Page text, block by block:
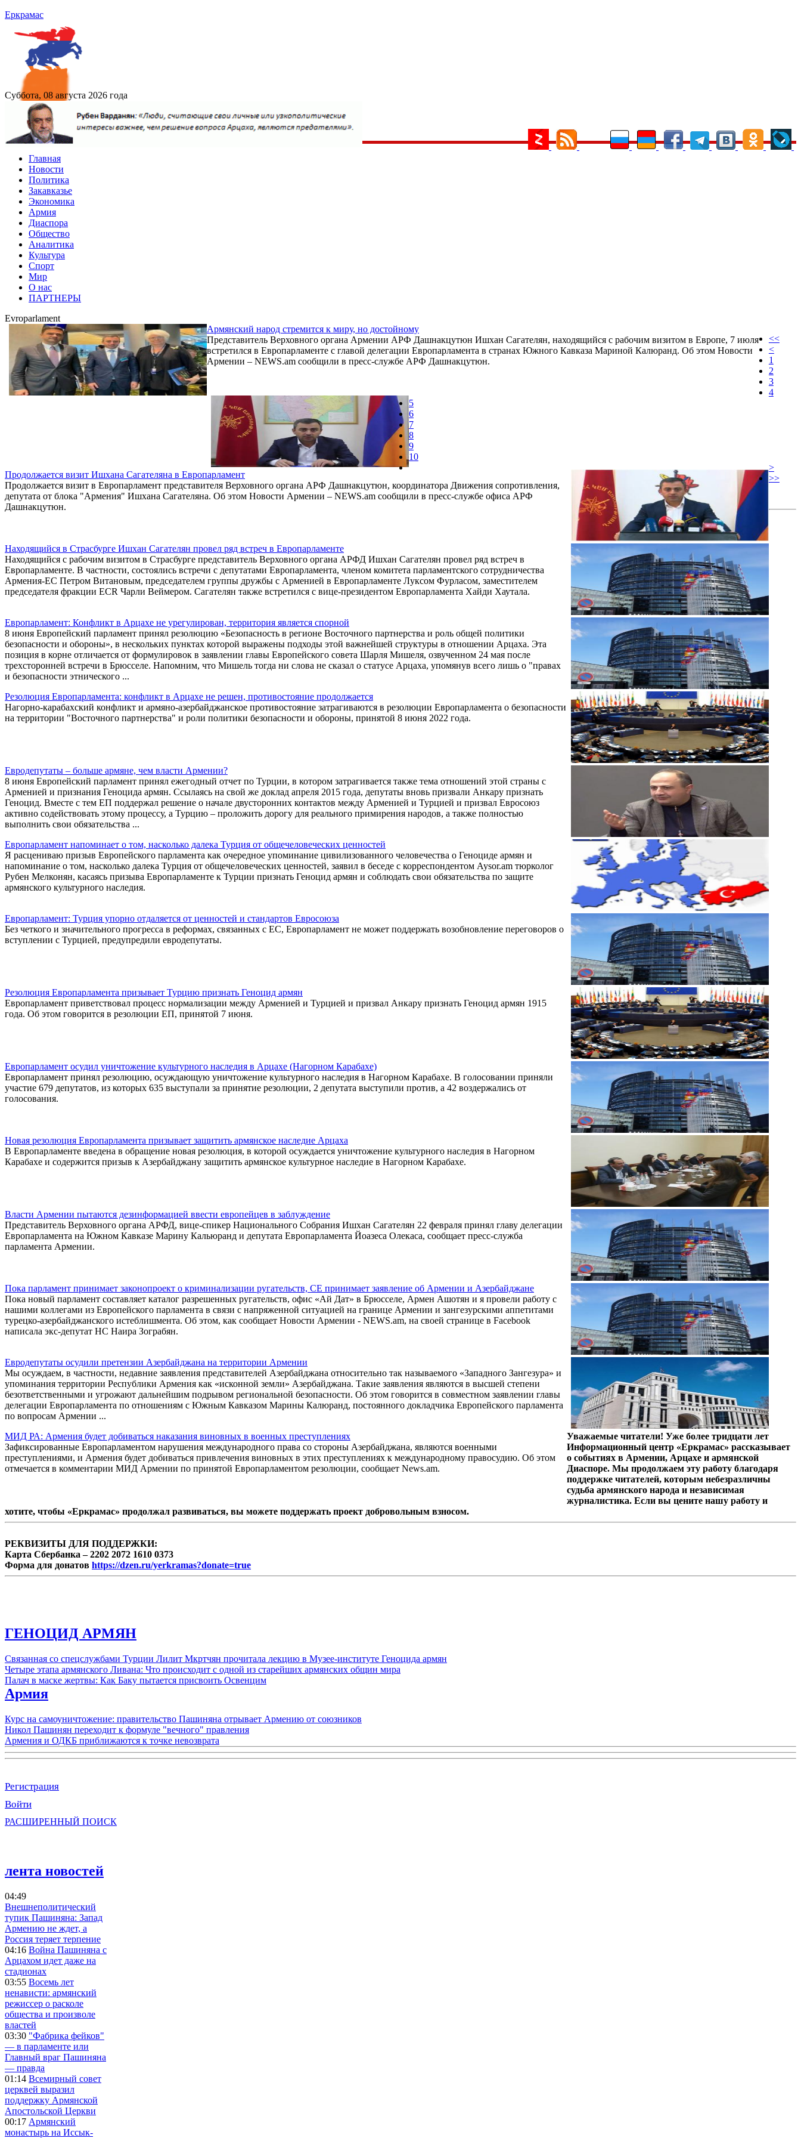
Еркрамас
Суббота, 08 августа 2026 года
Главная
Новости
Политика
Закавказье
Экономика
Армия
Диаспора
Общество
Аналитика
Культура
Спорт
Мир
О нас
ПАРТНЕРЫ
Evroparlament
Армянский народ стремится к миру, но достойному
Представитель Верховного органа Армении АРФ Дашнакцутюн Ишхан Сагателян, находящийся с рабочим визитом в Европе, 7 июля
встретился в Европарламенте с главой делегации Европарламента в странах Южного Кавказа Мариной Калюранд. Об этом Новости
Армении – NEWS.am сообщили в пресс-службе АРФ Дашнакцутюн.
Продолжается визит Ишхана Сагателяна в Европарламент
Продолжается визит в Европарламент представителя Верховного органа АРФ Дашнакцутюн, координатора Движения сопротивления,
депутата от блока "Армения" Ишхана Сагателяна. Об этом Новости Армении – NEWS.am сообщили в пресс-службе офиса АРФ
Дашнакцутюн.
Находящийся в Страсбурге Ишхан Сагателян провел ряд встреч в Европарламенте
Находящийся с рабочим визитом в Страсбурге представитель Верховного органа АРФД Ишхан Сагателян провел ряд встреч в
Европарламенте. В частности, состоялись встречи с депутатами Европарламента, членом комитета парламентского сотрудничества
Армения-ЕС Петром Витановым, председателем группы дружбы с Арменией в Европарламенте Луксом Фурласом, заместителем
председателя фракции ECR Чарли Веймером. Сагателян также встретился с вице-президентом Европарламента Хайди Хаутала.
Европарламент: Конфликт в Арцахе не урегулирован, территория является спорной
8 июня Европейский парламент принял резолюцию «Безопасность в регионе Восточного партнерства и роль общей политики
безопасности и обороны», в нескольких пунктах которой выражены подходы этой важнейшей структуры в отношении Арцаха. Эта
позиция в корне отличается от формулировок в заявлении главы Европейского совета Шарля Мишеля, озвученном 24 мая после
трехсторонней встречи в Брюсселе. Напомним, что Мишель тогда ни слова не сказал о статусе Арцаха, упомянув всего лишь о "правах
и безопасности этнического ...
Резолюция Европарламента: конфликт в Арцахе не решен, противостояние продолжается
Нагорно-карабахский конфликт и армяно-азербайджанское противостояние затрагиваются в резолюции Европарламента о безопасности
на территории "Восточного партнерства" и роли политики безопасности и обороны, принятой 8 июня 2022 года.
Евродепутаты – больше армяне, чем власти Армении?
8 июня Европейский парламент принял ежегодный отчет по Турции, в котором затрагивается также тема отношений этой страны с
Арменией и признания Геноцида армян. Ссылаясь на свой же доклад апреля 2015 года, депутаты вновь призвали Анкару признать
Геноцид. Вместе с тем ЕП поддержал решение о начале двусторонних контактов между Арменией и Турцией и призвал Евросоюз
активно содействовать этому процессу, а Турцию – проложить дорогу для реального примирения народов, а также полностью
выполнить свои обязательства ...
Европарламент напоминает о том, насколько далека Турция от общечеловеческих ценностей
Я расцениваю призыв Европейского парламента как очередное упоминание цивилизованного человечества о Геноциде армян и
напоминание о том, насколько далека Турция от общечеловеческих ценностей, заявил в беседе с корреспондентом Aysor.am тюрколог
Рубен Мелконян, касаясь призыва Европарламенте к Турции признать Геноцид армян и соблюдать свои обязательства по защите
армянского культурного наследия.
Европарламент: Турция упорно отдаляется от ценностей и стандартов Евросоюза
Без четкого и значительного прогресса в реформах, связанных с ЕС, Европарламент не может поддержать возобновление переговоров о
вступлении с Турцией, предупредили евродепутаты.
Резолюция Европарламента призывает Турцию признать Геноцид армян
Европарламент приветствовал процесс нормализации между Арменией и Турцией и призвал Анкару признать Геноцид армян 1915
года. Об этом говорится в резолюции ЕП, принятой 7 июня.
Европарламент осудил уничтожение культурного наследия в Арцахе (Нагорном Карабахе)
Европарламент принял резолюцию, осуждающую уничтожение культурного наследия в Нагорном Карабахе. В голосовании приняли
участие 679 депутатов, из которых 635 выступали за принятие резолюции, 2 депутата выступили против, а 42 воздержались от
голосования.
Новая резолюция Европарламента призывает защитить армянское наследие Арцаха
В Европарламенте введена в обращение новая резолюция, в которой осуждается уничтожение культурного наследия в Нагорном
Карабахе и содержится призыв к Азербайджану защитить армянское культурное наследие в Нагорном Карабахе.
Власти Армении пытаются дезинформацией ввести европейцев в заблуждение
Представитель Верховного органа АРФД, вице-спикер Национального Собрания Ишхан Сагателян 22 февраля принял главу делегации
Европарламента на Южном Кавказе Марину Кальюранд и депутата Европарламента Йоазеса Олекаса, сообщает пресс-служба
парламента Армении.
Пока парламент принимает законопроект о криминализации ругательств, СЕ принимает заявление об Армении и Азербайджане
Пока новый парламент составляет каталог разрешенных ругательств, офис «Ай Дат» в Брюсселе, Армен Ашотян и я провели работу с
нашими коллегами из Европейского парламента в связи с напряженной ситуацией на границе Армении и зангезурскими аппетитами
турецко-азербайджанского истеблишмента. Об этом, как сообщает Новости Армении - NEWS.am, на своей странице в Facebook
написала экс-депутат НС Наира Зограбян.
Евродепутаты осудили претензии Азербайджана на территории Армении
Мы осуждаем, в частности, недавние заявления представителей Азербайджана относительно так называемого «Западного Зангезура» и
упоминания территории Республики Армения как «исконной земли» Азербайджана. Такие заявления являются в высшей степени
безответственными и угрожают дальнейшим подрывом региональной безопасности. Об этом говорится в совместном заявлении главы
делегации Европарламента по отношениям с Южным Кавказом Марины Калюранд, постоянного докладчика Европейского парламента
по вопросам Армении ...
МИД РА: Армения будет добиваться наказания виновных в военных преступлениях
Зафиксированные Европарламентом нарушения международного права со стороны Азербайджана, являются военными
преступлениями, и Армения будет добиваться привлечения виновных в этих преступлениях к международному правосудию. Об этом
отмечается в комментарии МИД Армении по принятой Европарламентом резолюции, сообщает News.am.
<<
<
1
2
3
4
5
6
7
8
9
10
>
>>
Уважаемые читатели! Уже более тридцати лет
Информационный центр «Еркрамас» рассказывает
о событиях в Армении, Арцахе и армянской
Диаспоре. Мы продолжаем эту работу благодаря
поддержке читателей, которым небезразличны
судьба армянского народа и независимая
журналистика. Если вы цените нашу работу и
хотите, чтобы «Еркрамас» продолжал развиваться, вы можете поддержать проект добровольным взносом.
РЕКВИЗИТЫ ДЛЯ ПОДДЕРЖКИ:
Карта Сбербанка – 2202 2072 1610 0373
Форма для донатов https://dzen.ru/yerkramas?donate=true
ГЕНОЦИД АРМЯН
Связанная со спецслужбами Турции Лилит Мкртчян прочитала лекцию в Музее-институте Геноцида армян
Четыре этапа армянского Ливана: Что происходит с одной из старейших армянских общин мира
Палач в маске жертвы: Как Баку пытается присвоить Освенцим
Армия
Курс на самоуничтожение: правительство Пашиняна отрывает Армению от союзников
Никол Пашинян переходит к формуле "вечного" правления
Армения и ОДКБ приближаются к точке невозврата
Регистрация
Войти
РАСШИРЕННЫЙ ПОИСК
лента новостей
04:49
Внешнеполитический
тупик Пашиняна: Запад
Армению не ждет, а
Россия теряет терпение
04:16 Война Пашиняна с
Арцахом идет даже на
стадионах
03:55 Восемь лет
ненависти: армянский
режиссер о расколе
общества и произволе
властей
03:30 "Фабрика фейков"
— в парламенте или
Главный враг Пашиняна
— правда
01:14 Всемирный совет
церквей выразил
поддержку Армянской
Апостольской Церкви
00:17 Армянский
монастырь на Иссык-